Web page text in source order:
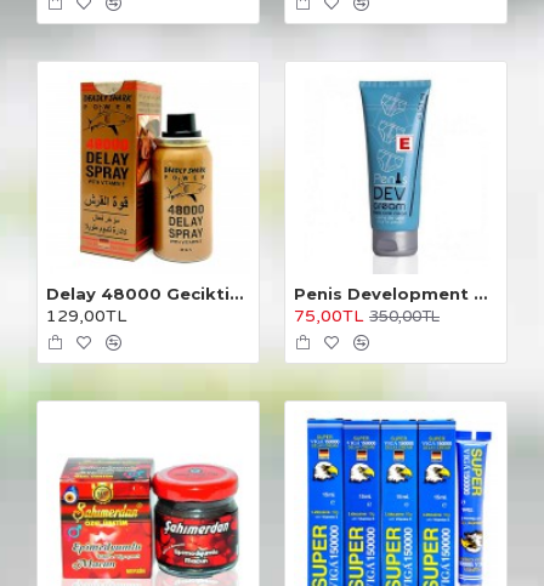
Delay 48000 Geciktirici Sprey
129,00TL
Penis Development Cream 100 ml.
75,00TL 350,00TL